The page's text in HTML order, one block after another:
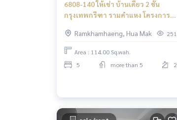
6808-140 ให้เช่า บ้านเดี่ยว 2 ชั้น
กรุงเทพกรีฑา รามคำแหง โครงการ
Ramkhamhaeng, Hua Mak
251
Area : 114.00 Sq.wah.
5
more than 5 2